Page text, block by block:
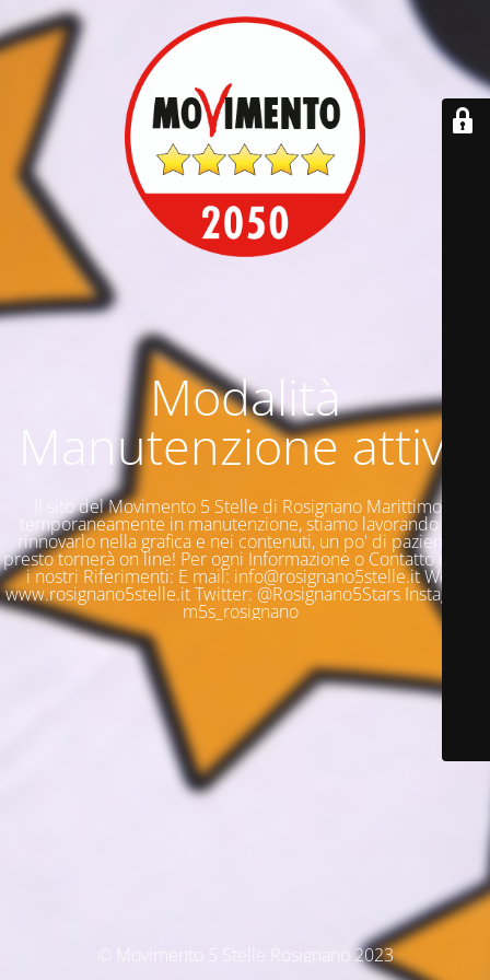
Modalità
Manutenzione attiva
Il sito del Movimento 5 Stelle di Rosignano Marittimo è
temporaneamente in manutenzione, stiamo lavorando per
rinnovarlo nella grafica e nei contenuti, un po' di pazienza e
presto tornerà on line! Per ogni Informazione o Contatto questi
i nostri Riferimenti: E mail: info@rosignano5stelle.it Web:
www.rosignano5stelle.it Twitter: @Rosignano5Stars Instagram:
m5s_rosignano
© Movimento 5 Stelle Rosignano 2023